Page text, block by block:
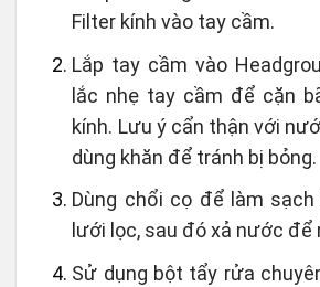
Filter kính vào tay cầm.
Lắp tay cầm vào
lắc nhẹ tay cầm để cặn
kính. Lưu ý cẩn thận với
dùng khăn để tránh bị bỏng.
Dùng chổi cọ để làm sạch
lưới lọc, sau đó xả nước để
Sử dụng bột tẩy rửa